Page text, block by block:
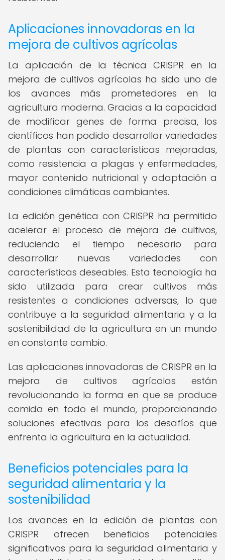
Aplicaciones innovadoras en la
mejora de cultivos agrícolas
La aplicación de la técnica CRISPR en la
mejora de cultivos agrícolas ha sido uno de
los avances más prometedores en la
agricultura moderna. Gracias a la capacidad
de modificar genes de forma precisa, los
científicos han podido desarrollar variedades
de plantas con características mejoradas,
como resistencia a plagas y enfermedades,
mayor contenido nutricional y adaptación a
condiciones climáticas cambiantes.
La edición genética con CRISPR ha permitido
acelerar el proceso de mejora de cultivos,
reduciendo el tiempo necesario para
desarrollar nuevas variedades con
características deseables. Esta tecnología ha
sido utilizada para crear cultivos más
resistentes a condiciones adversas, lo que
contribuye a la seguridad alimentaria y a la
sostenibilidad de la agricultura en un mundo
en constante cambio.
Las aplicaciones innovadoras de CRISPR en la
mejora de cultivos agrícolas están
revolucionando la forma en que se produce
comida en todo el mundo, proporcionando
soluciones efectivas para los desafíos que
enfrenta la agricultura en la actualidad.
Beneficios potenciales para la
seguridad alimentaria y la
sostenibilidad
Los avances en la edición de plantas con
CRISPR ofrecen beneficios potenciales
significativos para la seguridad alimentaria y